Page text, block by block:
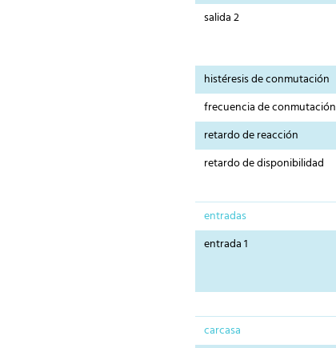
salida 2
histéresis de conmutación
frecuencia de conmutación
retardo de reacción
retardo de disponibilidad
entradas
entrada 1
carcasa